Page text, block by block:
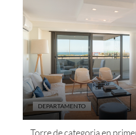
Torre de categoria en
DEPARTAMENTO